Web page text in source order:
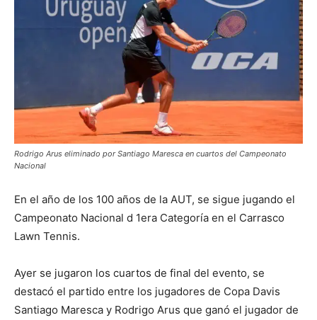
Rodrigo Arus eliminado por Santiago Maresca en cuartos del Campeonato
Nacional
En el año de los 100 años de la AUT, se sigue jugando el
Campeonato Nacional d 1era Categoría en el Carrasco
Lawn Tennis.
Ayer se jugaron los cuartos de final del evento, se
destacó el partido entre los jugadores de Copa Davis
Santiago Maresca y Rodrigo Arus que ganó el jugador de